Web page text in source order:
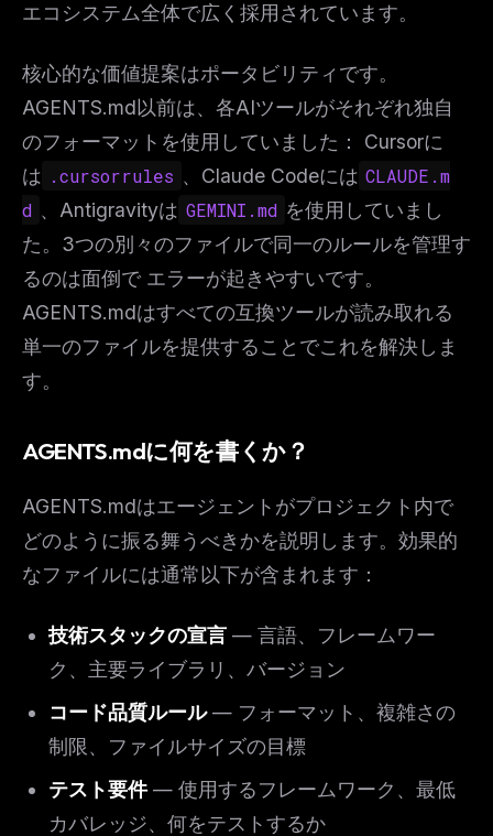
エコシステム全体で広く採用されています。
核心的な価値提案はポータビリティです。
AGENTS.md以前は、各AIツールがそれぞれ独自
のフォーマットを使用していました： Cursorに
は .cursorrules 、Claude Codeには CLAUDE.m
d 、Antigravityは GEMINI.md を使用していまし
た。3つの別々のファイルで同一のルールを管理す
るのは面倒で エラーが起きやすいです。
AGENTS.mdはすべての互換ツールが読み取れる
単一のファイルを提供することでこれを解決しま
す。
AGENTS.mdに何を書くか？
AGENTS.mdはエージェントがプロジェクト内で
どのように振る舞うべきかを説明します。効果的
なファイルには通常以下が含まれます：
技術スタックの宣言 — 言語、フレームワー
ク、主要ライブラリ、バージョン
コード品質ルール— フォーマット、複雑さの
制限、ファイルサイズの目標
テスト要件— 使用するフレームワーク、最低
カバレッジ、何をテストするか